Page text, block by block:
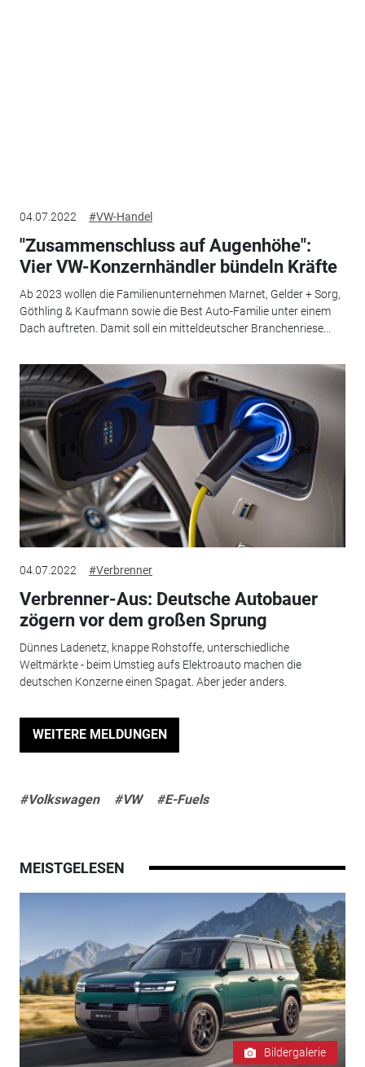
04.07.2022 #VW-Handel
"Zusammenschluss auf Augenhöhe":
Vier VW-Konzernhändler bündeln Kräfte
Ab 2023 wollen die Familienunternehmen Marnet, Gelder + Sorg,
Göthling & Kaufmann sowie die Best Auto-Familie unter einem
Dach auftreten. Damit soll ein mitteldeutscher Branchenriese...
04.07.2022 #Verbrenner
Verbrenner-Aus: Deutsche Autobauer
zögern vor dem großen Sprung
Dünnes Ladenetz, knappe Rohstoffe, unterschiedliche
Weltmärkte - beim Umstieg aufs Elektroauto machen die
deutschen Konzerne einen Spagat. Aber jeder anders.
WEITERE MELDUNGEN
#Volkswagen #VW #E-Fuels
MEISTGELESEN
Bildergalerie